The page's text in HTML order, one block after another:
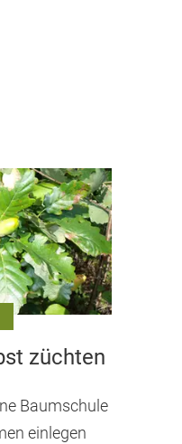
züchten
Baumschule
einlegen